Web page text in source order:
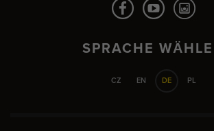
SPRACHE
CZ EN DE PL